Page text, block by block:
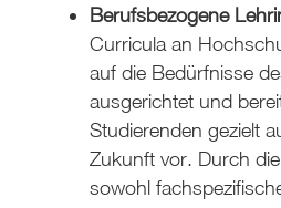
Berufsbezogene
Curricula an
auf die Bedürfnisse
ausgerichtet und
Studierenden gezielt
Zukunft vor. Durch
sowohl